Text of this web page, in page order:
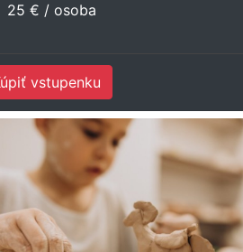
25 € / osoba
vstupenku